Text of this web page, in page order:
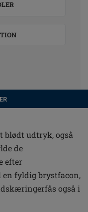
blødt udtryk, også
de
efter
fyldig brystfacon,
også i